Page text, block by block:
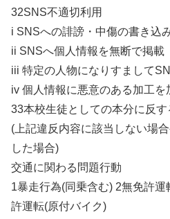
32SNS不適切利用
i SNSへの誹謗・中傷の書き込
ii SNSへ個人情報を無断で掲載
iii 特定の人物になりすまして
iv 個人情報に悪意のある加工を
33本校生徒としての本分に反す
(上記違反内容に該当しない場
した場合)
交通に関わる問題行動
1暴走行為(同乗含む) 2無免許
許運転(原付バイク)